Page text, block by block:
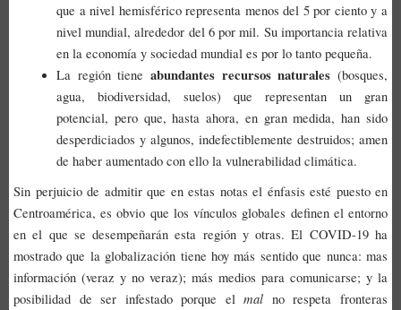
que a nivel hemisférico representa menos del 5 por ciento y a
nivel mundial, alrededor del 6 por mil. Su importancia relativa
en la economía y sociedad mundial es por lo tanto pequeña.
La región tiene abundantes recursos naturales (bosques,
agua, biodiversidad, suelos) que representan un gran
potencial, pero que, hasta ahora, en gran medida, han sido
desperdiciados y algunos, indefectiblemente destruidos; amen
de haber aumentado con ello la vulnerabilidad climática.
Sin perjuicio de admitir que en estas notas el énfasis esté puesto en
Centroamérica, es obvio que los vínculos globales definen el entorno
en el que se desempeñarán esta región y otras. El COVID-19 ha
mostrado que la globalización tiene hoy más sentido que nunca: mas
información (veraz y no veraz); más medios para comunicarse; y la
posibilidad de ser infestado porque elmal no respeta fronteras